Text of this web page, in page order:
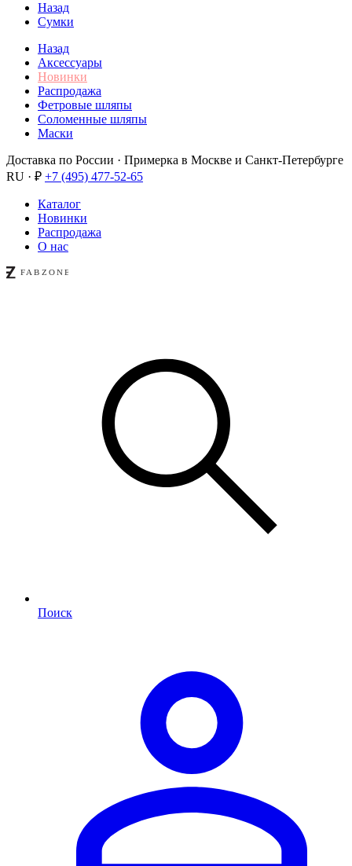
Назад
Сумки
Назад
Аксессуары
Новинки
Распродажа
Фетровые шляпы
Соломенные шляпы
Маски
Доставка по России · Примерка в Москве и Санкт-Петербурге
RU · ₽ +7 (495) 477-52-65
Каталог
Новинки
Распродажа
О нас
Поиск